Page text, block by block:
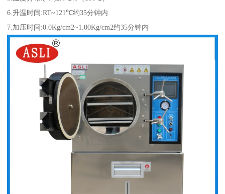
6.升温时间:RT~121℃约35分钟内
7.加压时间:0.0Kg/cm2~1.00Kg/cm2约35分钟内